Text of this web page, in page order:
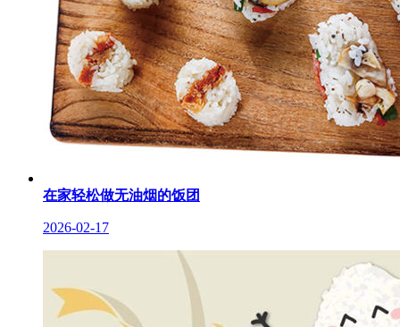
在家轻松做无油烟的饭团
2026-02-17